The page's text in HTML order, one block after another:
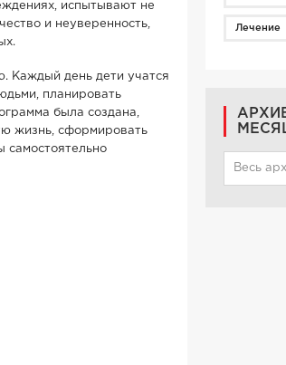
испытывают не
и неуверенность,
Каждый день дети учатся
планировать
была создана,
жизнь, сформировать
самостоятельно
Лечение
Весь